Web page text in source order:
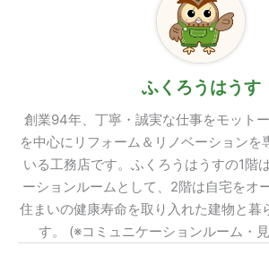
ふくろうはうす
創業94年、丁寧・誠実な仕事をモット
を中心にリフォーム＆リノベーションを
いる工務店です。ふくろうはうすの1階
ーションルームとして、2階は自宅をオ
住まいの健康寿命を取り入れた建物と暮
す。 (※コミュニケーションルーム・見